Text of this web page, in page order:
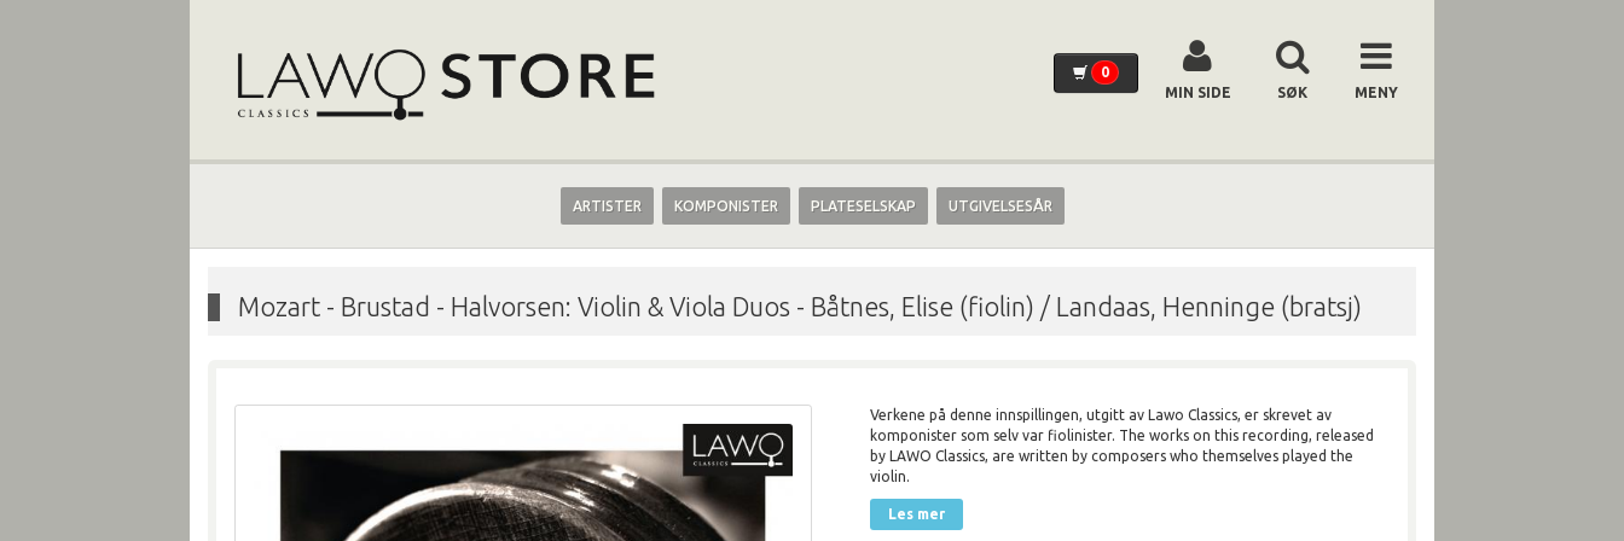
0
MIN SIDE
SØK MENY
ARTISTER KOMPONISTER PLATESELSKAP UTGIVELSESÅR
Mozart - Brustad - Halvorsen: Violin & Viola Duos - Båtnes, Elise (fiolin) / Landaas, Henninge (bratsj)
Verkene på denne innspillingen, utgitt av Lawo Classics, er skrevet av
komponister som selv var fiolinister. The works on this recording, released
by LAWO Classics, are written by composers who themselves played the
violin.
Les mer